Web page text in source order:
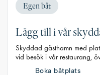
Egen båt
Lägg till i vår
Skyddad gästhamn med
vid besök i vår restaurang,
Boka båtplats